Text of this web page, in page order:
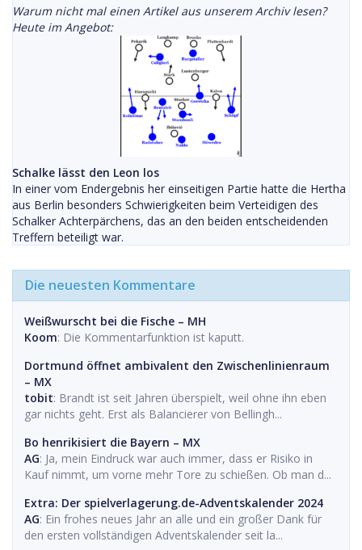
Warum nicht mal einen Artikel aus unserem Archiv lesen?
Heute im Angebot:
Schalke lässt den Leon los
In einer vom Endergebnis her einseitigen Partie hatte die Hertha
aus Berlin besonders Schwierigkeiten beim Verteidigen des
Schalker Achterpärchens, das an den beiden entscheidenden
Treffern beteiligt war.
Die neuesten Kommentare
Weißwurscht bei die Fische – MH
Koom: Die Kommentarfunktion ist kaputt.
Dortmund öffnet ambivalent den Zwischenlinienraum
– MX
tobit: Brandt ist seit Jahren überspielt, weil ohne ihn eben
gar nichts geht. Erst als Balancierer von Bellingh...
Bo henrikisiert die Bayern – MX
AG: Ja, mein Eindruck war auch immer, dass er Risiko in
Kauf nimmt, um vorne mehr Tore zu schießen. Ob man d...
Extra: Der spielverlagerung.de-Adventskalender 2024
AG: Ein frohes neues Jahr an alle und ein großer Dank für
den ersten vollständigen Adventskalender seit la...